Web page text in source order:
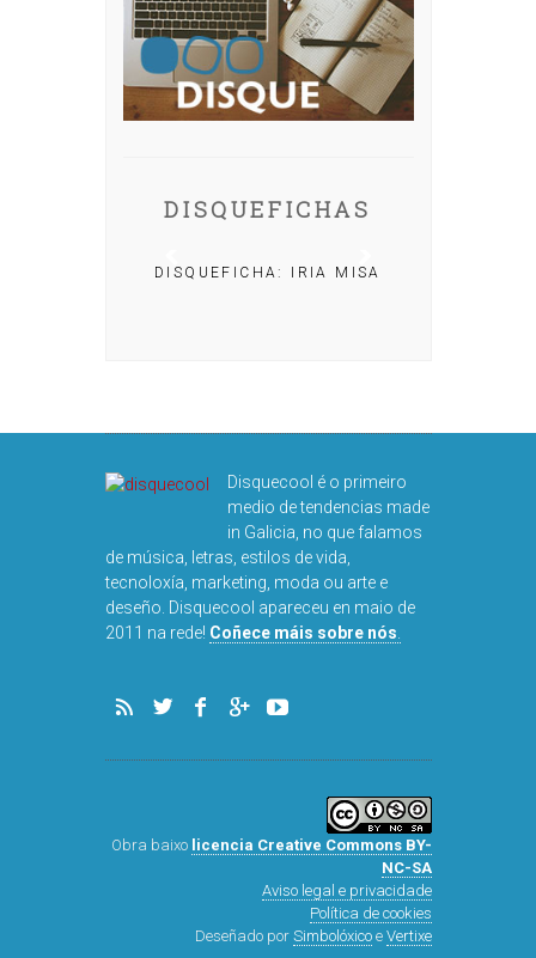
DISQUEFICHAS
DISQUEFICHA: IRIA MISA
Disquecool é o primeiro
medio de tendencias made
in Galicia, no que falamos
de música, letras, estilos de vida,
tecnoloxía, marketing, moda ou arte e
deseño. Disquecool apareceu en maio de
2011 na rede! Coñece máis sobre nós
Obra baixo licencia Creative Commons BY-
NC-SA
Aviso legal e privacidade
Política de cookies
Deseñado por Simbolóxicoe Vertixe